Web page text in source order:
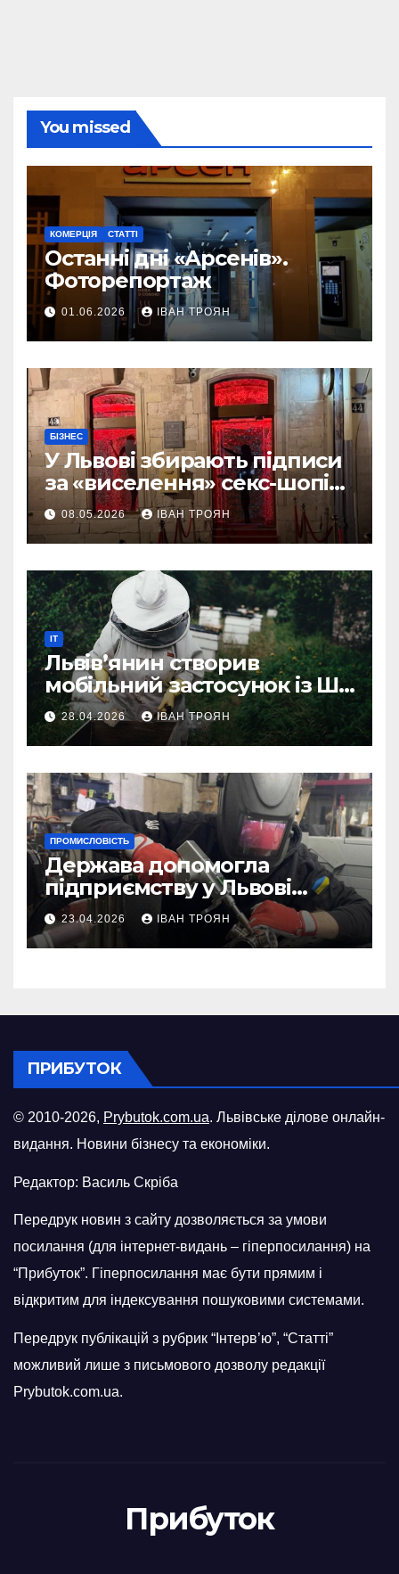
You missed
КОМЕРЦІЯ СТАТТІ
Останні дні «Арсенів».
Фоторепортаж
01.06.2026 ІВАН ТРОЯН
БІЗНЕС
У Львові збирають підписи
за «виселення» секс-шопів
із центру міста
08.05.2026 ІВАН ТРОЯН
IT
Львів’янин створив
мобільний застосунок із ШІ-
асистентом для бджолярів
28.04.2026 ІВАН ТРОЯН
ПРОМИСЛОВІСТЬ
Держава допомогла
підприємству у Львові
відновити виробничі
потужності після атаки
російського БПЛА
23.04.2026 ІВАН ТРОЯН
ПРИБУТОК
© 2010-2026, Prybutok.com.ua. Львівське ділове онлайн-
видання. Новини бізнесу та економіки.
Редактор: Василь Скріба
Передрук новин з сайту дозволяється за умови
посилання (для інтернет-видань – гіперпосилання) на
“Прибуток”. Гіперпосилання має бути прямим і
відкритим для індексування пошуковими системами.
Передрук публікацій з рубрик “Інтерв’ю”, “Статті”
можливий лише з письмового дозволу редакції
Prybutok.com.ua.
Прибуток